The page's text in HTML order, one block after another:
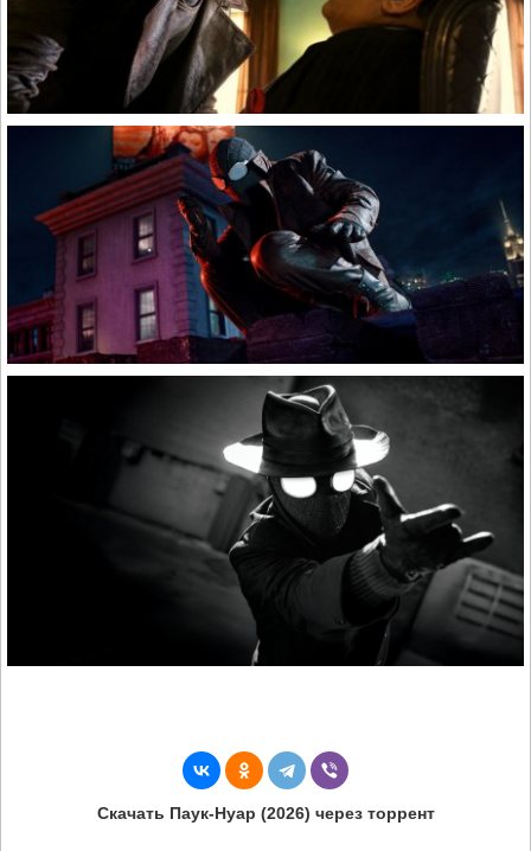
Скачать Паук-Нуар (2026) через торрент